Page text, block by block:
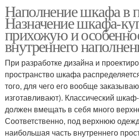
Наполнение шкафа в
Назначение шкафа-
прихожую и
внутреннего
При разработке дизайна и
пространство шкафа
того, для чего его вообще
изготавливают). Классический
должен вмещать в себя много
Соответственно, под верхнюю
наибольшая часть внутреннего